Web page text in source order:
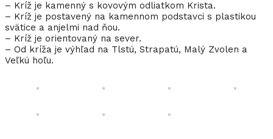
– Kríž je kamenný s kovovým odliatkom Krista.
– Kríž je postavený na kamennom podstavci s plastikou
svätice a anjelmi nad ňou.
– Kríž je orientovaný na sever.
– Od kríža je výhľad na Tlstú, Strapatú, Malý Zvolen a
Veľkú hoľu.